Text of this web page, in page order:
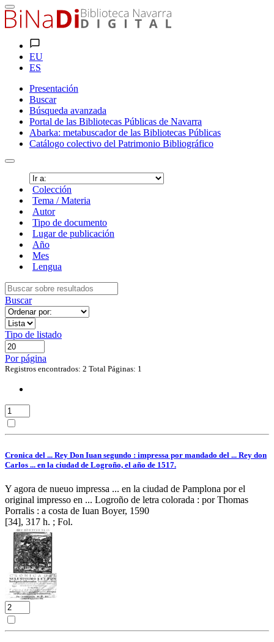
EU
ES
Presentación
Buscar
Búsqueda avanzada
Portal de las Bibliotecas Públicas de Navarra
Abarka: metabuscador de las Bibliotecas Públicas
Catálogo colectivo del Patrimonio Bibliográfico
Colección
Tema / Materia
Autor
Tipo de documento
Lugar de publicación
Año
Mes
Lengua
Buscar
Tipo de listado
Por página
Registros encontrados: 2 Total Páginas: 1
Cronica del ... Rey Don Iuan segundo : impressa por mandado del ... Rey don
Carlos ... en la ciudad de Logroño, el año de 1517.
Y agora de nueuo impressa ... en la ciudad de Pamplona por el
original impresso en ... Logroño de letra colorada : por Thomas
Porralis : a costa de Iuan Boyer, 1590
[34], 317 h. ; Fol.